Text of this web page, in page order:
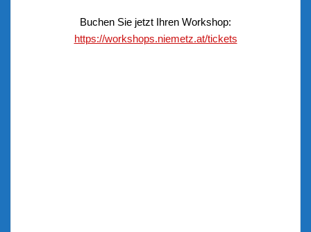
Buchen Sie jetzt Ihren Workshop:
https://workshops.niemetz.at/tickets